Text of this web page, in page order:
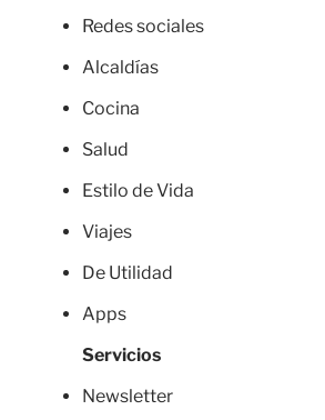
Redes sociales
Alcaldías
Cocina
Salud
Estilo de Vida
Viajes
De Utilidad
Apps
Servicios
Newsletter